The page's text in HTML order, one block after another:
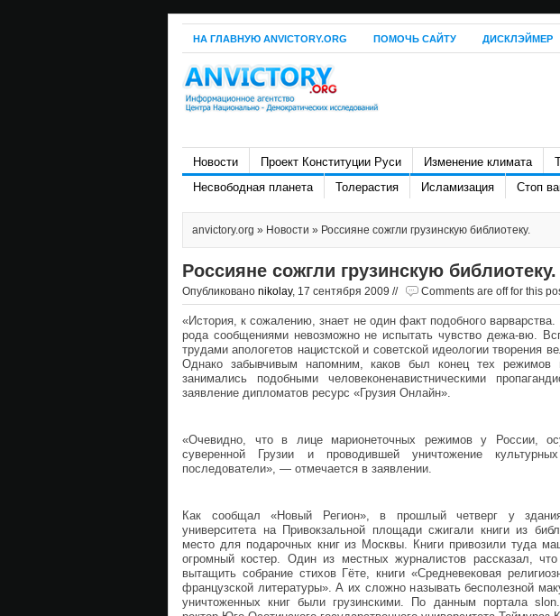
НА ГЛАВНУЮ ANVICTORY.ORG ПОМОЧЬ САЙТУ ДИСКЛЭЙМЕР
Новости Проект Конституции Руси Изменение климата
Несвободная планета
Толерастия Исламизация Стоп
anvictory.org » Новости » Россияне сожгли грузинскую библиотеку.
Россияне сожгли грузинскую библиотеку.
Опубликовано nikolay, 17 сентября 2009 // Comments are off for this
«История, к сожалению, знает не один факт подобного
рода сообщениями невозможно не испытать чувство дежа-вю.
трудами апологетов нацистской и советской идеологии творения
Однако забывчивым напомним, каков был конец тех режимов
занимались подобными человеконенавистническими
заявление дипломатов ресурс «Грузия Онлайн».
«Очевидно, что в лице марионеточных режимов у России,
суверенной Грузии и проводившей уничтожение
последователи», — отмечается в заявлении.
Как сообщал «Новый Регион», в прошлый четверг у
университета на Привокзальной площади сжигали книги из
место для подарочных книг из Москвы. Книги привозили туда
огромный костер. Один из местных журналистов рассказал,
вытащить собрание стихов Гёте, книги «Средневековая
французской литературы». А их сложно называть бесполезной
уничтоженных книг были грузинскими. По данным портала